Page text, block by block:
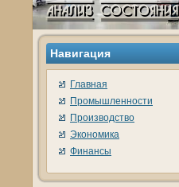
Навигация
Главная
Промышленности
Производство
Экономика
Финансы